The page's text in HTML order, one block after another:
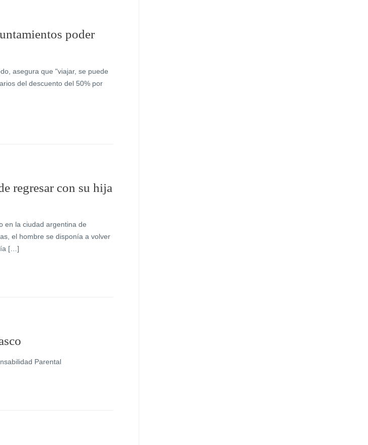
poder
asegura que "viajar, se puede
del descuento del 50% por
regresar con su hija
en la ciudad argentina de
el hombre se disponía a volver
[…]
Parental